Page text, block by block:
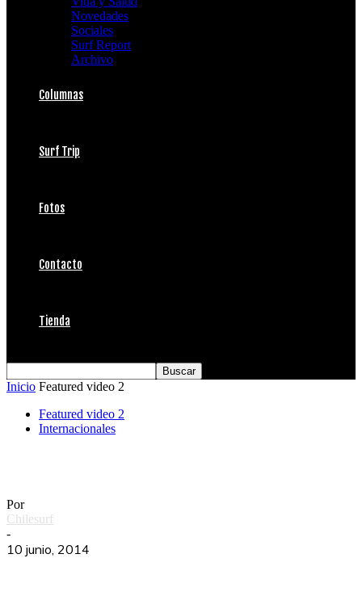
Novedades
Sociales
Surf Report
Archivo
Columnas
Surf Trip
Fotos
Contacto
Tienda
Inicio Featured video 2
Featured video 2
Internacionales
Por
Chilesurf
-
10 junio, 2014